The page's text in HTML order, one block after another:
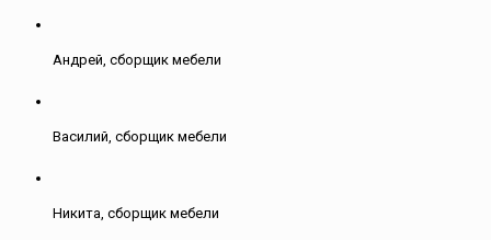
Андрей, сборщик мебели
Василий, сборщик мебели
Никита, сборщик мебели